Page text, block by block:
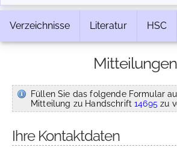
Verzeichnisse Literatur HSC
Mitteilungen
Füllen Sie das folgende Formular
Mitteilung zu Handschrift14695 zu
Ihre Kontaktdaten